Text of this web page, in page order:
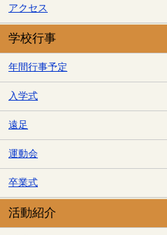
アクセス
学校行事
年間行事予定
入学式
遠足
運動会
卒業式
活動紹介